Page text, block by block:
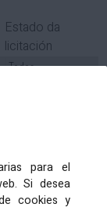
para el
Si desea
cookies y
Estado da
licitación